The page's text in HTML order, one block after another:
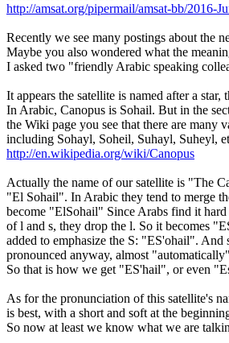
http://amsat.org/pipermail/amsat-bb/2016-
Recently we see many postings about the
Maybe you also wondered what the
I asked two "friendly Arabic speaking
It appears the satellite is named after a star,
In Arabic, Canopus is Sohail. But in the
the Wiki page you see that there are many
http://en.wikipedia.org/wiki/Canopus
Actually the name of our satellite is "The
"El Sohail". In Arabic they tend to merge
become "ElSohail" Since Arabs find it
of l and s, they drop the l. So it becomes
added to emphasize the S: "ES'ohail".
pronounced anyway, almost
So that is how we get "ES'hail", or even
As for the pronunciation of this satellite's
is best, with a short and soft at the
So now at least we know what we are